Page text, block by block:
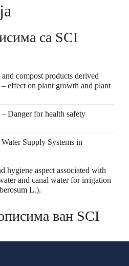
са SCI
compost products derived
effect on plant growth and plant
Danger for health safety
Supply Systems in
hygiene aspect associated with
and canal water for irrigation
L.).
ван SCI